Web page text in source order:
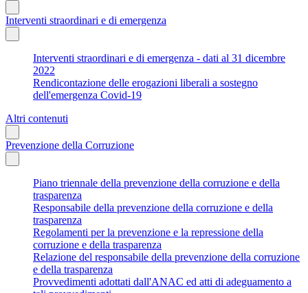
Interventi straordinari e di emergenza
Interventi straordinari e di emergenza - dati al 31 dicembre
2022
Rendicontazione delle erogazioni liberali a sostegno
dell'emergenza Covid-19
Altri contenuti
Prevenzione della Corruzione
Piano triennale della prevenzione della corruzione e della
trasparenza
Responsabile della prevenzione della corruzione e della
trasparenza
Regolamenti per la prevenzione e la repressione della
corruzione e della trasparenza
Relazione del responsabile della prevenzione della corruzione
e della trasparenza
Provvedimenti adottati dall'ANAC ed atti di adeguamento a